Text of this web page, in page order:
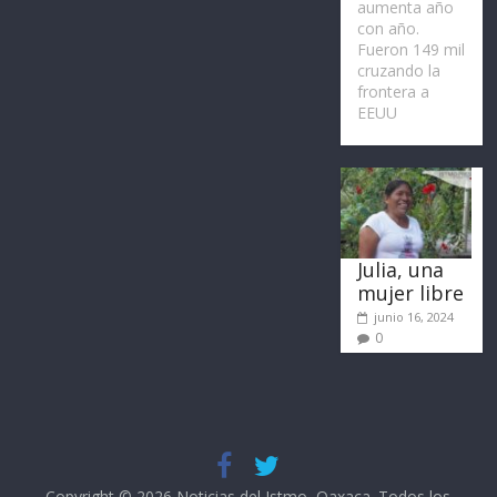
aumenta año
con año.
Fueron 149 mil
cruzando la
frontera a
EEUU
Julia, una
mujer libre
junio 16, 2024
0